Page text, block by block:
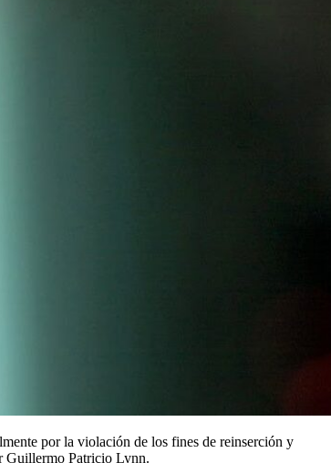
por la violación de los fines de reinserción y
Guillermo Patricio Lynn.